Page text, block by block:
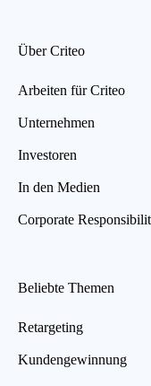
Über Criteo
Arbeiten für Criteo
Unternehmen
Investoren
In den Medien
Corporate
Beliebte Themen
Retargeting
Kundengewinnung